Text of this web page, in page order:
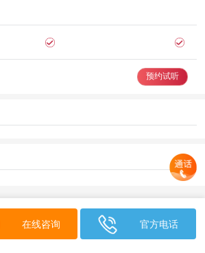
预约试听
立即购买
在线咨询 官方电话